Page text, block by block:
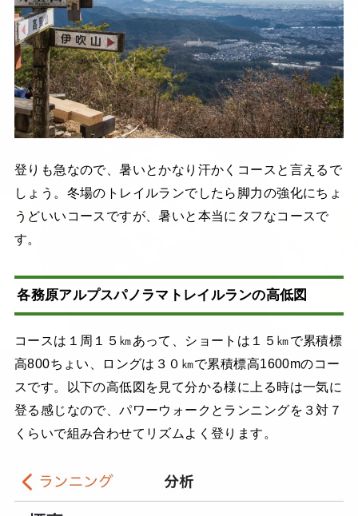
登りも急なので、暑いとかなり汗かくコースと言えるで
しょう。冬場のトレイルランでしたら脚力の強化にちょ
うどいいコースですが、暑いと本当にタフなコースで
す。
各務原アルプスパノラマトレイルランの高低図
コースは１周１５㎞あって、ショートは１５㎞で累積標
高800ちょい、ロングは３０㎞で累積標高1600mのコー
スです。以下の高低図を見て分かる様に上る時は一気に
登る感じなので、パワーウォークとランニングを３対７
くらいで組み合わせてリズムよく登ります。